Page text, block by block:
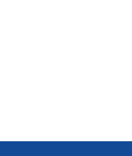
ЯРЕМА Микола